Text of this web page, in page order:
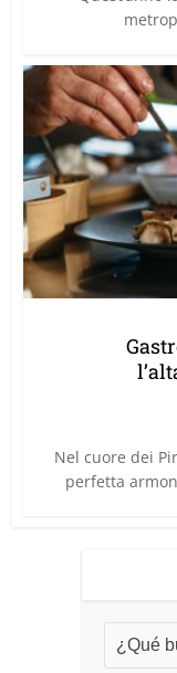
Nel cuore dei
perfetta